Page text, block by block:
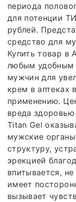
периода
для потенции
рублей.
средство для
Купить товар в
любым удобным
мужчин для
крем в аптеках
применению.
вреда
Titan Gel
мужские
структуру,
эрекцией
впитывается,
имеет
вызывает